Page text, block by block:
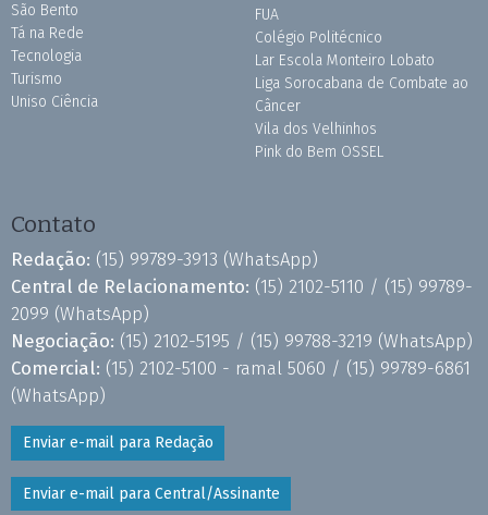
São Bento
Tá na Rede
Tecnologia
Turismo
Uniso Ciência
FUA
Colégio Politécnico
Lar Escola Monteiro Lobato
Liga Sorocabana de Combate ao
Câncer
Vila dos Velhinhos
Pink do Bem OSSEL
Contato
Redação: (15) 99789-3913 (WhatsApp)
Central de Relacionamento: (15) 2102-5110 / (15) 99789-
2099 (WhatsApp)
Negociação: (15) 2102-5195 / (15) 99788-3219 (WhatsApp)
Comercial: (15) 2102-5100 - ramal 5060 / (15) 99789-6861
(WhatsApp)
Enviar e-mail para Redação
Enviar e-mail para Central/Assinante